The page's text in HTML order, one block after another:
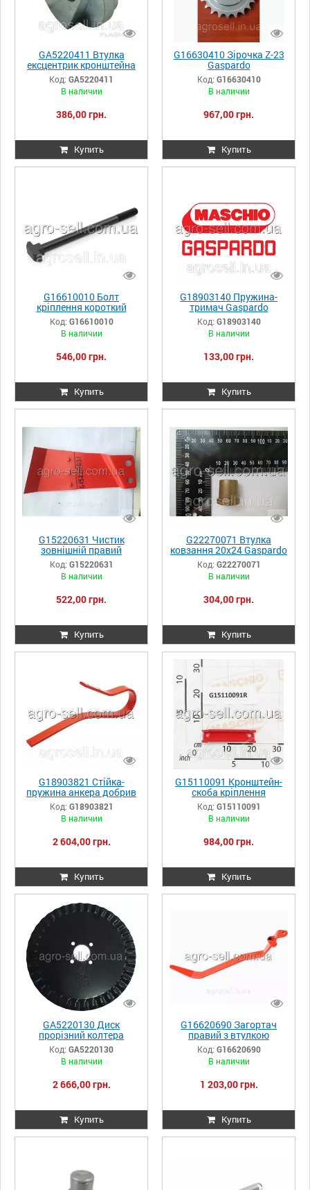
GA5220411 Втулка
ексцентрик кронштейна
прикочуючих коліс
Gaspardo
Код: GA5220411
В наличии
386,00 грн.
Купить
G16630410 Зірочка Z-23
Gaspardo
Код: G16630410
В наличии
967,00 грн.
Купить
G16610010 Болт
кріплення короткий
Gaspardo
Код: G16610010
В наличии
546,00 грн.
Купить
G18903140 Пружина-
тримач Gaspardo
Код: G18903140
В наличии
133,00 грн.
Купить
G15220631 Чистик
зовнішній правий
Gaspardo
Код: G15220631
В наличии
522,00 грн.
Купить
G22270071 Втулка
ковзання 20х24 Gaspardo
Код: G22270071
В наличии
304,00 грн.
Купить
G18903821 Стійка-
пружина анкера добрив
Gaspardo
Код: G18903821
В наличии
2 604,00 грн.
Купить
G15110091 Кронштейн-
скоба кріплення
Gaspardo
Код: G15110091
В наличии
984,00 грн.
Купить
GA5220130 Диск
прорізний колтера
хвилястий D=355
Gaspardo
Код: GA5220130
В наличии
2 666,00 грн.
Купить
G16620690 Загортач
правий з втулкою
Gaspardo
Код: G16620690
В наличии
1 203,00 грн.
Купить